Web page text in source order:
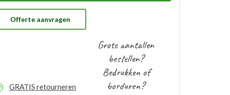
eventuele nabestellingen is uw voorraad bekend en
kunt u de logo’s toepassen op elk gewenste artikel.
Offerte aanvragen
Grote aantallen
bestellen?
Bedrukken of
borduren?
GRATIS retourneren